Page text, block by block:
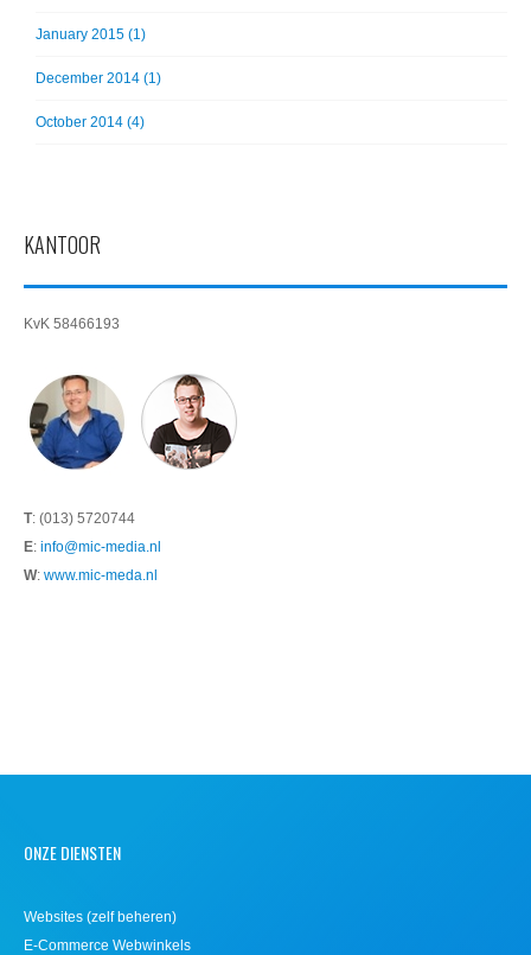
January 2015 (1)
December 2014 (1)
October 2014 (4)
KANTOOR
KvK 58466193
T: (013) 5720744
E: info@mic-media.nl
W: www.mic-meda.nl
ONZE DIENSTEN
Websites (zelf beheren)
E-Commerce Webwinkels